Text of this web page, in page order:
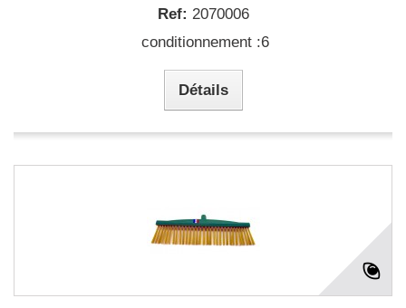
Ref: 2070006
conditionnement :6
Détails